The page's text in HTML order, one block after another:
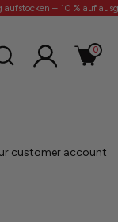
aufstocken – 10 % auf
Suchen 0
customer account